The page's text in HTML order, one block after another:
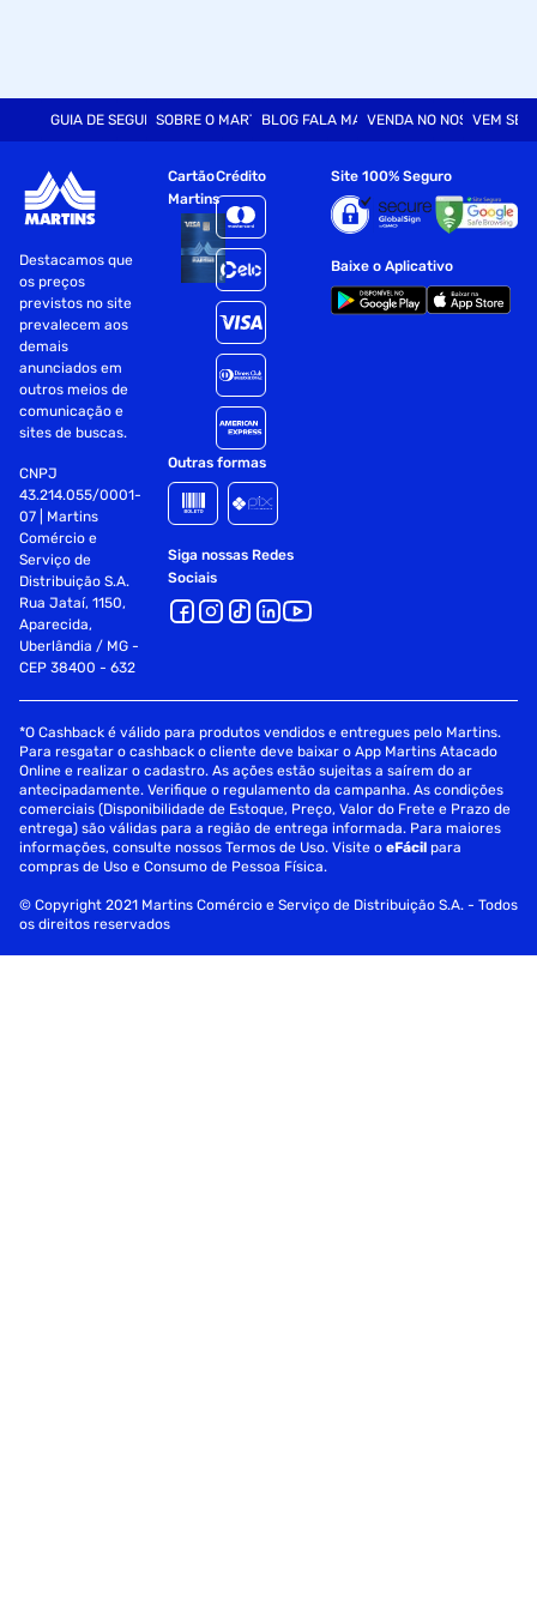
GUIA DE SEGURANÇASOBRE O MARTINSBLOG FALA MARTVENDA NO NOSSO SITE
VEM SER
Destacamos que
os preços
previstos no site
prevalecem aos
demais
anunciados em
outros meios de
comunicação e
sites de buscas.
CNPJ
43.214.055/0001-
07 | Martins
Comércio e
Serviço de
Distribuição S.A.
Rua Jataí, 1150,
Aparecida,
Uberlândia / MG -
CEP 38400 - 632
Cartão
Martins
Crédito
Outras formas
Siga nossas Redes
Sociais
Site 100% Seguro
Baixe o Aplicativo
*O Cashback é válido para produtos vendidos e entregues pelo Martins.
Para resgatar o cashback o cliente deve baixar o App Martins Atacado
Online e realizar o cadastro. As ações estão sujeitas a saírem do ar
antecipadamente. Verifique o regulamento da campanha. As condições
comerciais (Disponibilidade de Estoque, Preço, Valor do Frete e Prazo de
entrega) são válidas para a região de entrega informada. Para maiores
informações, consulte nossos Termos de Uso. Visite oeFácil para
compras de Uso e Consumo de Pessoa Física.
© Copyright 2021 Martins Comércio e Serviço de Distribuição S.A. - Todos
os direitos reservados